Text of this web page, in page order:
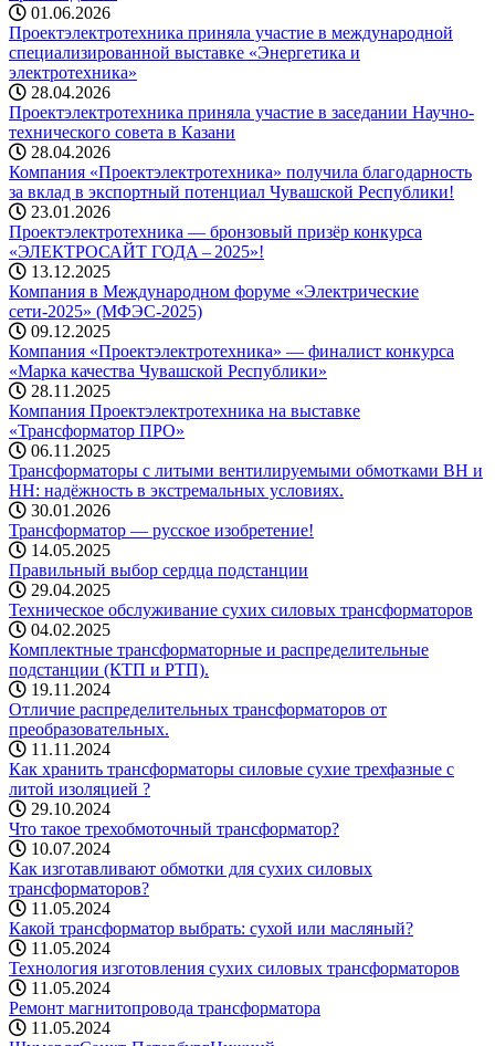
01.06.2026
Проектэлектротехника приняла участие в международной
специализированной выставке «Энергетика и
электротехника»
28.04.2026
Проектэлектротехника приняла участие в заседании Научно-
технического совета в Казани
28.04.2026
Компания «Проектэлектротехника» получила благодарность
за вклад в экспортный потенциал Чувашской Республики!
23.01.2026
Проектэлектротехника — бронзовый призёр конкурса
«ЭЛЕКТРОСАЙТ ГОДА – 2025»!
13.12.2025
Компания в Международном форуме «Электрические
сети-2025» (МФЭС-2025)
09.12.2025
Компания «Проектэлектротехника» — финалист конкурса
«Марка качества Чувашской Республики»
28.11.2025
Компания Проектэлектротехника на выставке
«Трансформатор ПРО»
06.11.2025
Трансформаторы с литыми вентилируемыми обмотками ВН и
НН: надёжность в экстремальных условиях.
30.01.2026
Трансформатор — русское изобретение!
14.05.2025
Правильный выбор сердца подстанции
29.04.2025
Техническое обслуживание сухих силовых трансформаторов
04.02.2025
Комплектные трансформаторные и распределительные
подстанции (КТП и РТП).
19.11.2024
Отличие распределительных трансформаторов от
преобразовательных.
11.11.2024
Как хранить трансформаторы силовые сухие трехфазные с
литой изоляцией ?
29.10.2024
Что такое трехобмоточный трансформатор?
10.07.2024
Как изготавливают обмотки для сухих силовых
трансформаторов?
11.05.2024
Какой трансформатор выбрать: cухой или масляный?
11.05.2024
Технология изготовления сухих силовых трансформаторов
11.05.2024
Ремонт магнитопровода трансформатора
11.05.2024